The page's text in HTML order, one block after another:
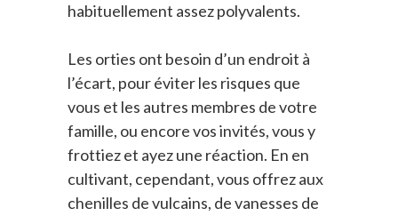
habituellement assez polyvalents.
Les orties ont besoin d’un endroit à
l’écart, pour éviter les risques que
vous et les autres membres de votre
famille, ou encore vos invités, vous y
frottiez et ayez une réaction. En en
cultivant, cependant, vous offrez aux
chenilles de vulcains, de vanesses de